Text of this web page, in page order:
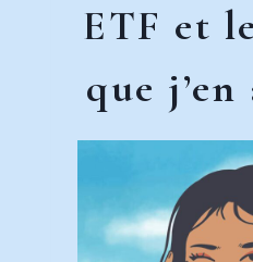
ETF et
que